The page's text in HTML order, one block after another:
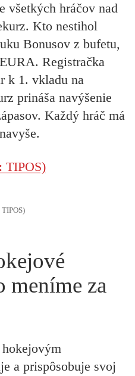
všetkých hráčov nad
Kto nestihol
Bonusov z bufetu,
Registračka
k 1. vkladu na
prináša navýšenie
Každý hráč má
meníme za
hokejovým
a prispôsobuje svoj